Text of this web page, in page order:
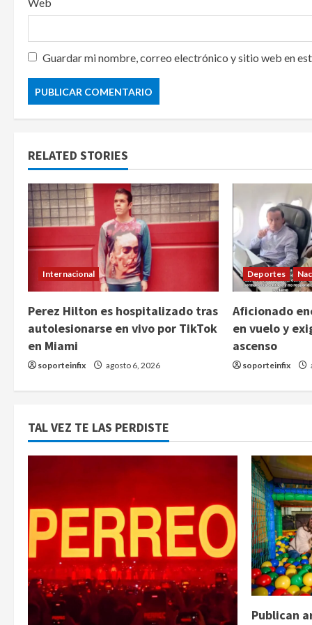
Web
Guardar mi nombre, correo electrónico y sitio web en
RELATED STORIES
Internacional
Perez Hilton es hospitalizado tras
autolesionarse en vivo por TikTok
en Miami
soporteinfix agosto 6, 2026
Deportes
Aficionado
en vuelo y
ascenso
soporteinfix
TAL VEZ TE LAS PERDISTE
Publican